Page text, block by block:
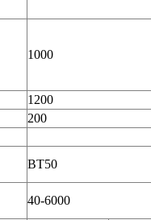
1000
1200
200
BT50
40-6000